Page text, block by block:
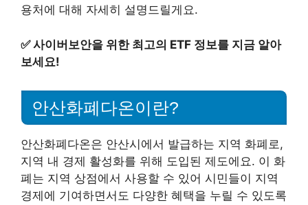
용처에 대해 자세히 설명드릴게요.
✅사이버보안을 위한 최고의 ETF 정보를 지금 알아
보세요!
안산화폐다온이란?
안산화폐다온은 안산시에서 발급하는 지역 화폐로,
지역 내 경제 활성화를 위해 도입된 제도에요. 이 화
폐는 지역 상점에서 사용할 수 있어 시민들이 지역
경제에 기여하면서도 다양한 혜택을 누릴 수 있도록